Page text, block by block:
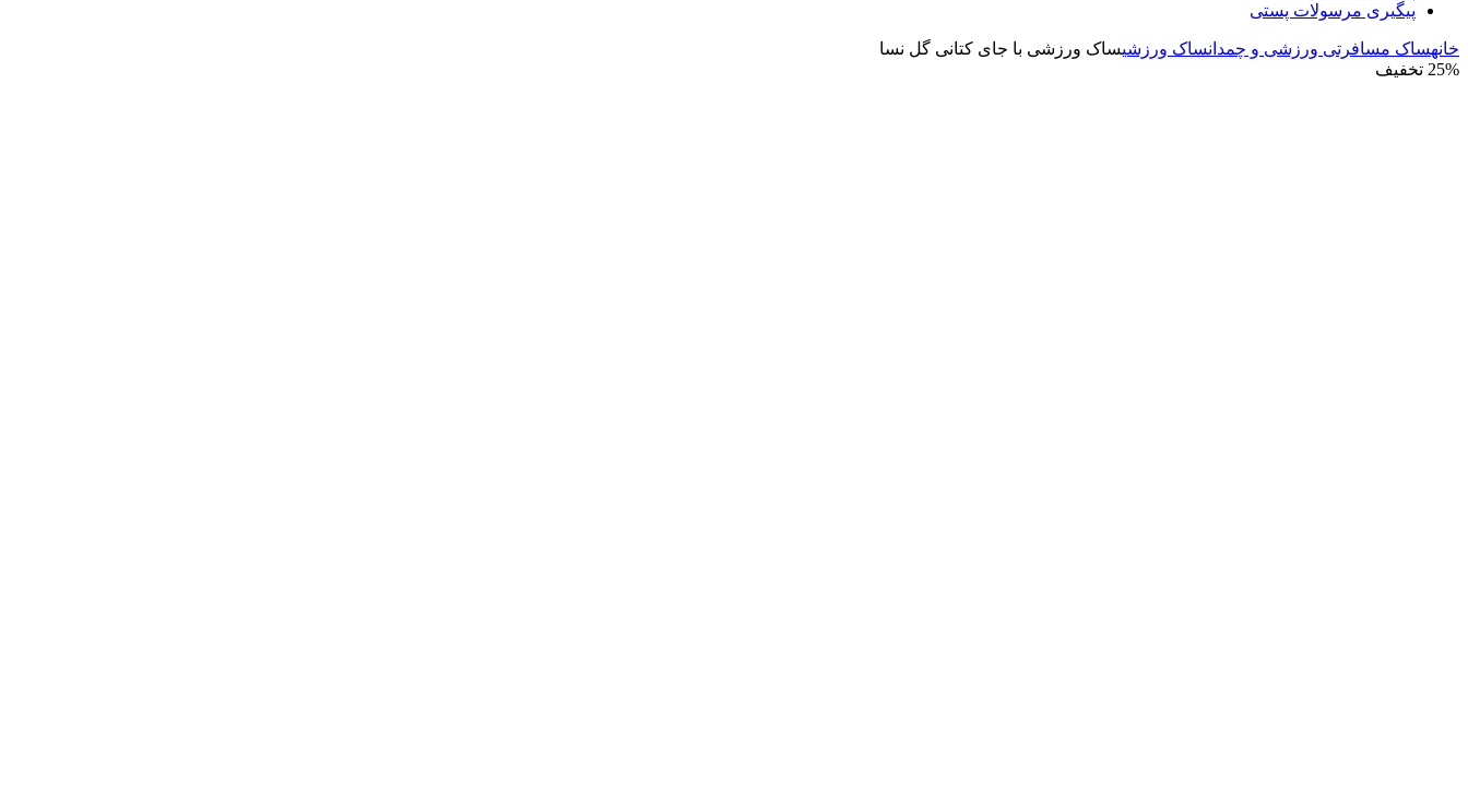
پیگیری مرسولات پستی
خانهساک مسافرتی ورزشی و چمدانساک ورزشیساک ورزشی با جای کتانی گل نسا
25% تخفیف